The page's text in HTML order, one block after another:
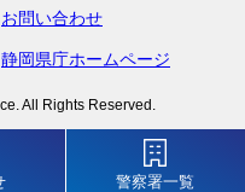
警察署一覧
お問い合わせ
静岡県庁ホームページ
All Rights Reserved.